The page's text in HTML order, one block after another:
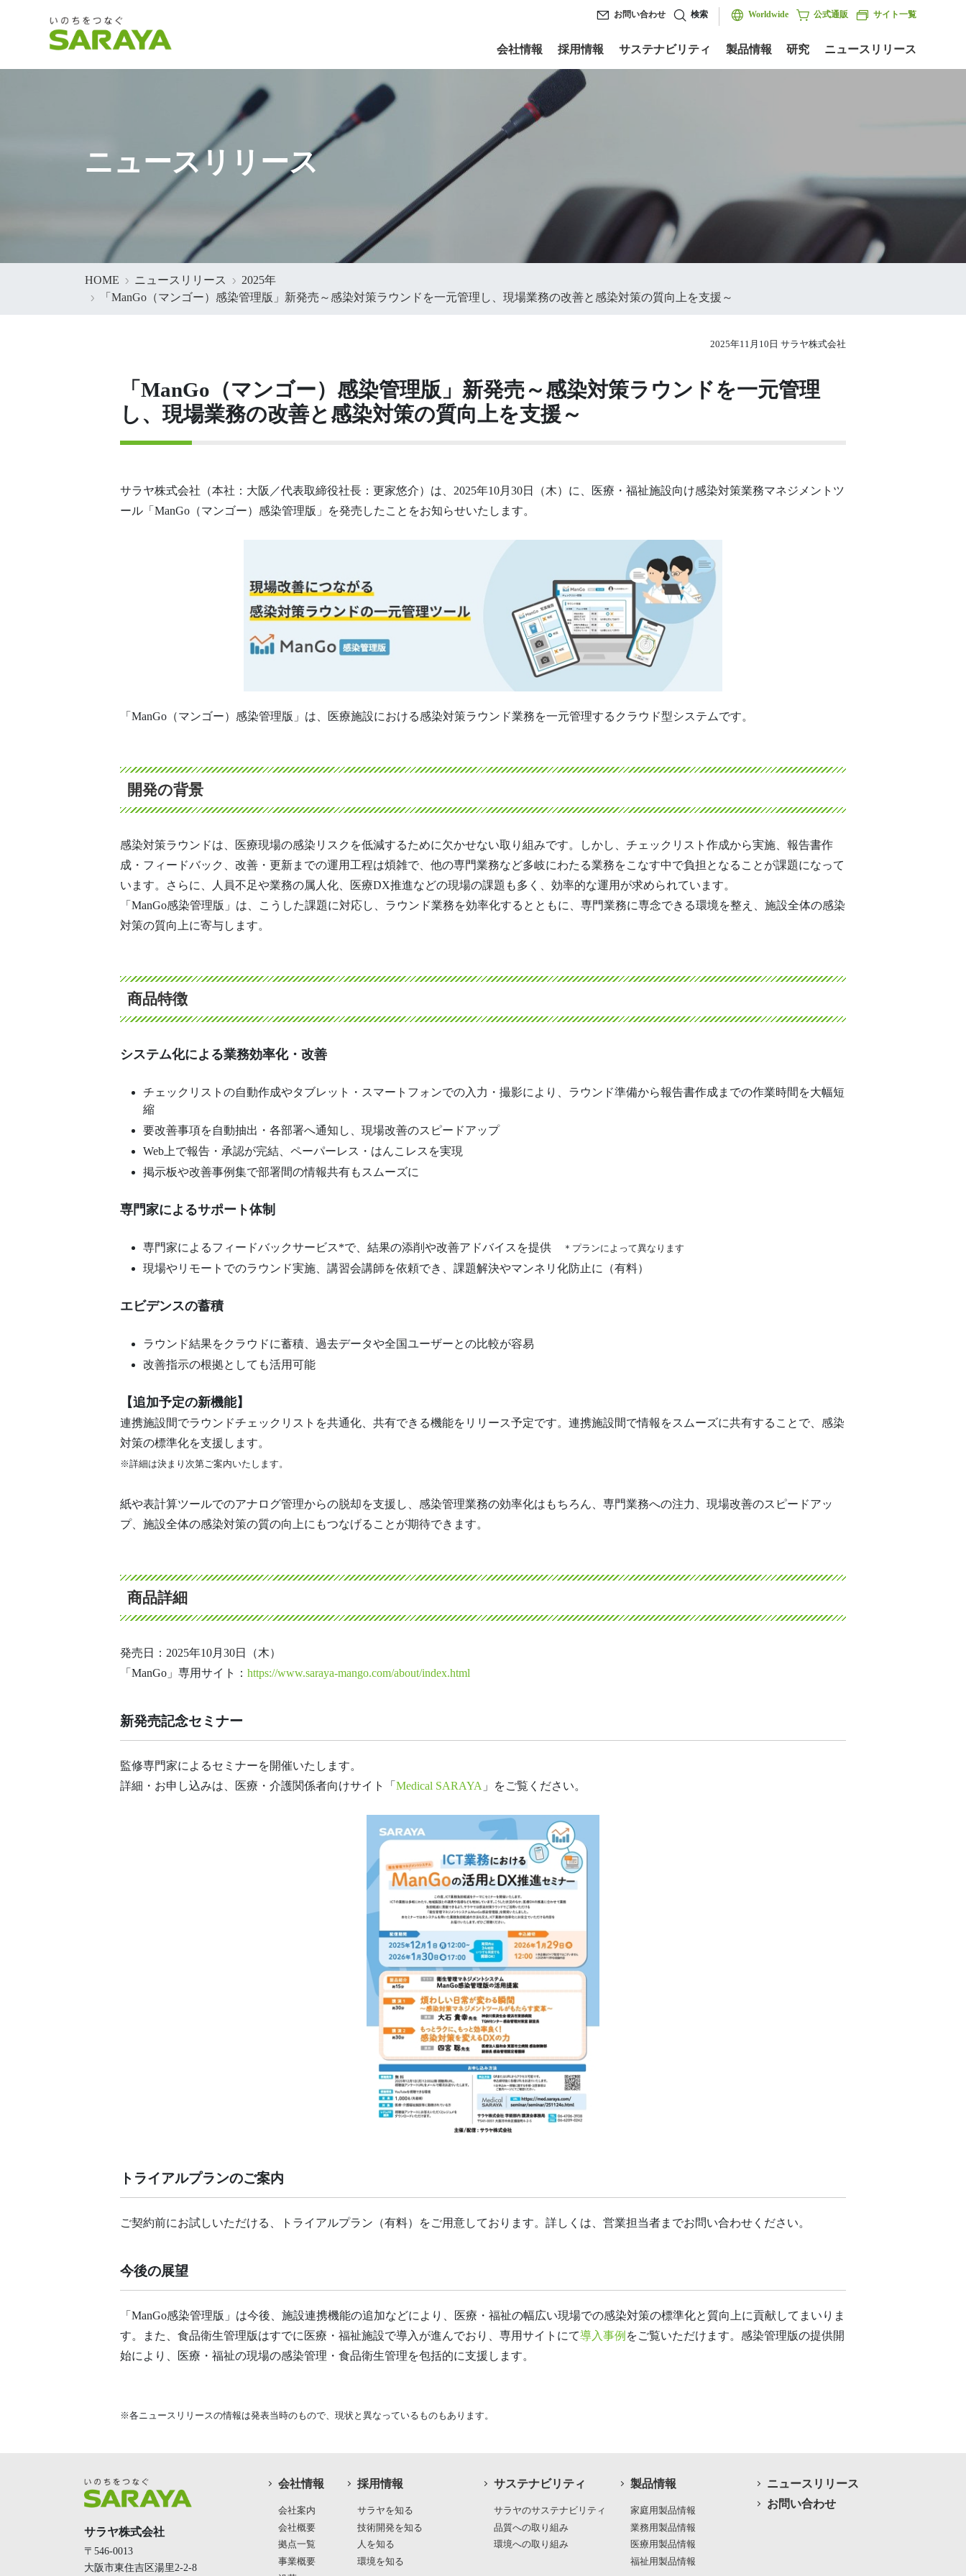
会社情報 採用情報 サステナビリティ 製品情報 研究 ニュースリリース
お問い合わせ 検索 Worldwide 公式通販 サイト一覧
ニュースリリース
HOME ニュースリリース
2025年
「ManGo（マンゴー）感染管理版」新発売～感染対策ラウンドを一元管理し、現場業務の改善と感染対策の質向上を支援～
2025年11月10日 サラヤ株式会社
「ManGo（マンゴー）感染管理版」新発売～感染対策ラウンドを一元管理
し、現場業務の改善と感染対策の質向上を支援～
サラヤ株式会社（本社：大阪／代表取締役社長：更家悠介）は、2025年10月30日（木）に、医療・福祉施設向け感染対策業務マネジメントツ
ール「ManGo（マンゴー）感染管理版」を発売したことをお知らせいたします。
「ManGo（マンゴー）感染管理版」は、医療施設における感染対策ラウンド業務を一元管理するクラウド型システムです。
開発の背景
感染対策ラウンドは、医療現場の感染リスクを低減するために欠かせない取り組みです。しかし、チェックリスト作成から実施、報告書作
成・フィードバック、改善・更新までの運用工程は煩雑で、他の専門業務など多岐にわたる業務をこなす中で負担となることが課題になって
います。さらに、人員不足や業務の属人化、医療DX推進などの現場の課題も多く、効率的な運用が求められています。
「ManGo感染管理版」は、こうした課題に対応し、ラウンド業務を効率化するとともに、専門業務に専念できる環境を整え、施設全体の感染
対策の質向上に寄与します。
商品特徴
システム化による業務効率化・改善
チェックリストの自動作成やタブレット・スマートフォンでの入力・撮影により、ラウンド準備から報告書作成までの作業時間を大幅短
縮
要改善事項を自動抽出・各部署へ通知し、現場改善のスピードアップ
Web上で報告・承認が完結、ペーパーレス・はんこレスを実現
掲示板や改善事例集で部署間の情報共有もスムーズに
専門家によるサポート体制
専門家によるフィードバックサービス*で、結果の添削や改善アドバイスを提供 ＊プランによって異なります
現場やリモートでのラウンド実施、講習会講師を依頼でき、課題解決やマンネリ化防止に（有料）
エビデンスの蓄積
ラウンド結果をクラウドに蓄積、過去データや全国ユーザーとの比較が容易
改善指示の根拠としても活用可能
【追加予定の新機能】
連携施設間でラウンドチェックリストを共通化、共有できる機能をリリース予定です。連携施設間で情報をスムーズに共有することで、感染
対策の標準化を支援します。
※詳細は決まり次第ご案内いたします。
紙や表計算ツールでのアナログ管理からの脱却を支援し、感染管理業務の効率化はもちろん、専門業務への注力、現場改善のスピードアッ
プ、施設全体の感染対策の質の向上にもつなげることが期待できます。
商品詳細
発売日：2025年10月30日（木）
「ManGo」専用サイト： https://www.saraya-mango.com/about/index.html
新発売記念セミナー
監修専門家によるセミナーを開催いたします。
詳細・お申し込みは、医療・介護関係者向けサイト「 Medical SARAYA 」をご覧ください。
トライアルプランのご案内
ご契約前にお試しいただける、トライアルプラン（有料）をご用意しております。詳しくは、営業担当者までお問い合わせください。
今後の展望
「ManGo感染管理版」は今後、施設連携機能の追加などにより、医療・福祉の幅広い現場での感染対策の標準化と質向上に貢献してまいりま
す。また、食品衛生管理版はすでに医療・福祉施設で導入が進んでおり、専用サイトにて導入事例 をご覧いただけます。感染管理版の提供開
始により、医療・福祉の現場の感染管理・食品衛生管理を包括的に支援します。
※各ニュースリリースの情報は発表当時のもので、現状と異なっているものもあります。
サラヤ株式会社
〒546-0013
大阪市東住吉区湯里2-2-8
会社情報
会社案内
会社概要
拠点一覧
事業概要
採用情報
サラヤを知る
技術開発を知る
人を知る
環境を知る
サステナビリティ
サラヤのサステナビリティ
品質への取り組み
環境への取り組み
製品情報
家庭用製品情報
業務用製品情報
医療用製品情報
福祉用製品情報
ニュースリリース
お問い合わせ